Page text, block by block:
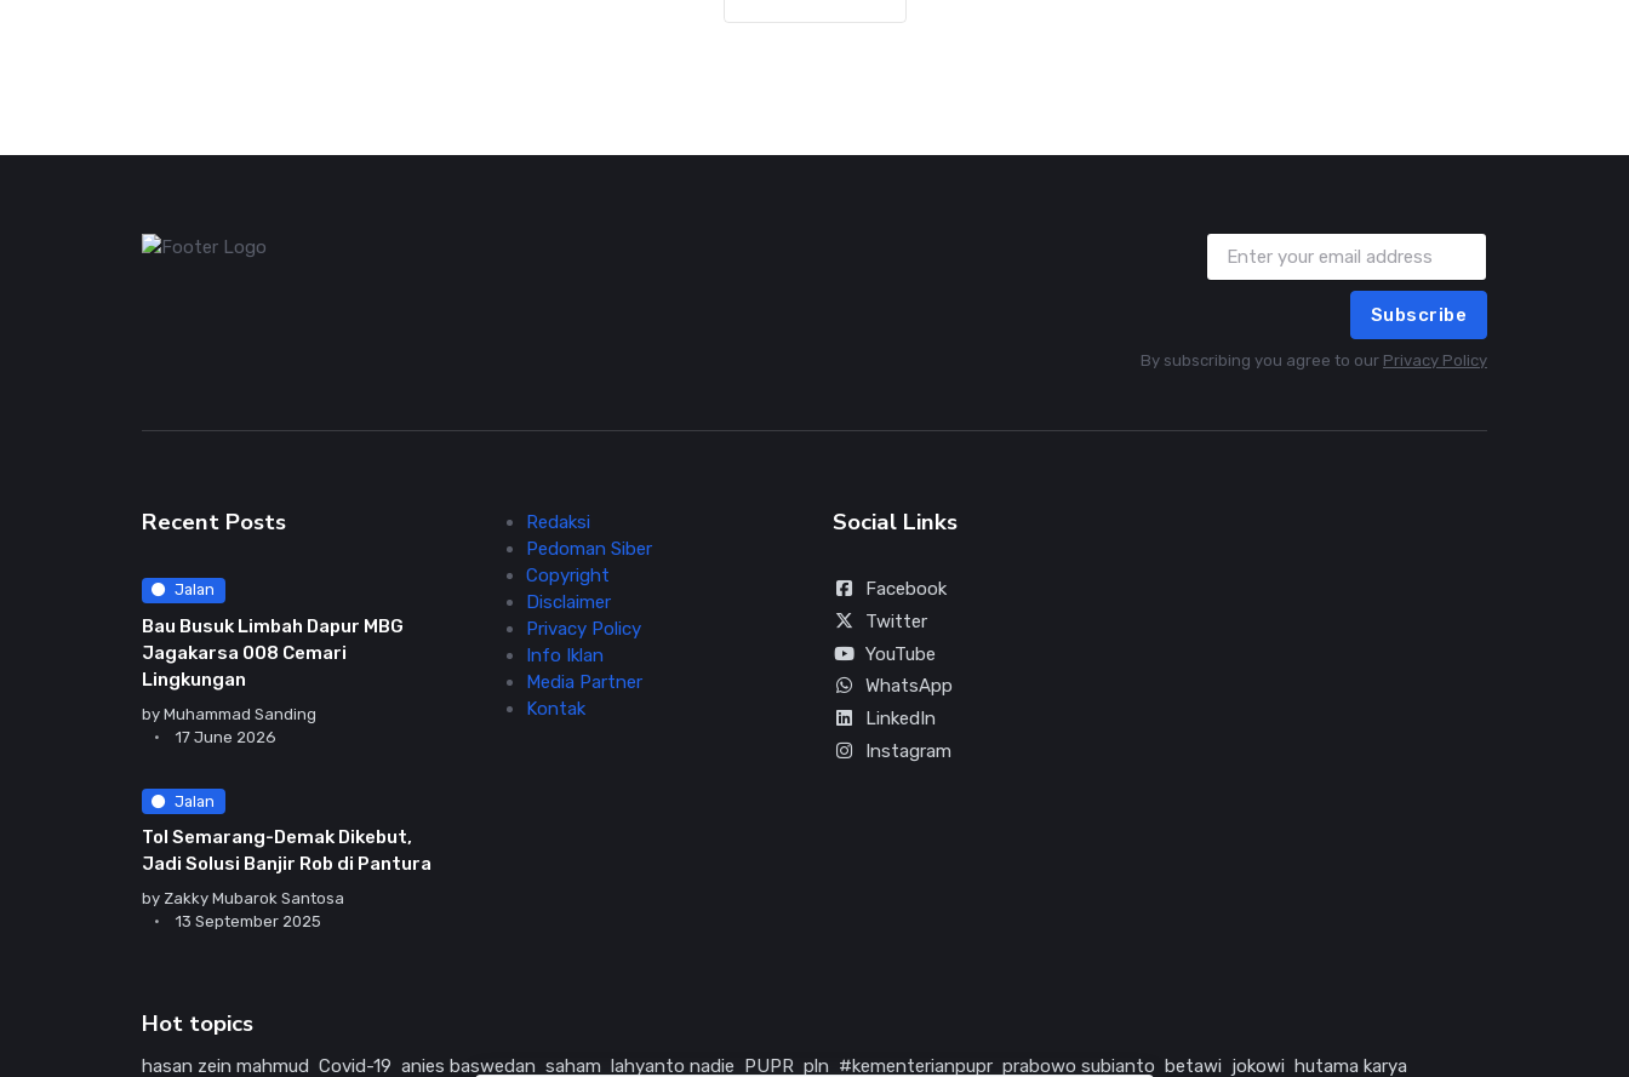
Subscribe
By subscribing you agree to our Privacy Policy
Recent Posts
Jalan
Bau Busuk Limbah Dapur MBG
Jagakarsa 008 Cemari
Lingkungan
by Muhammad Sanding
17 June 2026
Jalan
Tol Semarang-Demak Dikebut,
Jadi Solusi Banjir Rob di Pantura
by Zakky Mubarok Santosa
13 September 2025
Redaksi
Pedoman Siber
Copyright
Disclaimer
Privacy Policy
Info Iklan
Media Partner
Kontak
Social Links
Facebook
Twitter
YouTube
WhatsApp
LinkedIn
Instagram
Hot topics
hasan zein mahmud Covid-19 anies baswedan saham lahyanto nadie PUPR pln #kementerianpupr prabowo subianto betawi jokowi hutama karya